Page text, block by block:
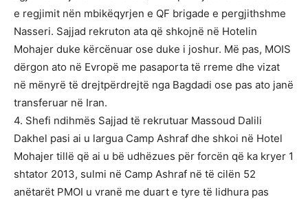
e regjimit nën mbikëqyrjen e QF brigade e pergjithshme
Nasseri. Sajjad rekruton ata që shkojnë në Hotelin
Mohajer duke kërcënuar ose duke i joshur. Më pas, MOIS
dërgon ato në Evropë me pasaporta të rreme dhe vizat
në mënyrë të drejtpërdrejtë nga Bagdadi ose pas ato janë
transferuar në Iran.
4. Shefi ndihmës Sajjad të rekrutuar Massoud Dalili
Dakhel pasi ai u largua Camp Ashraf dhe shkoi në Hotel
Mohajer tillë që ai u bë udhëzues për forcën që ka kryer 1
shtator 2013, sulmi në Camp Ashraf në të cilën 52
anëtarët PMOI u vranë me duart e tyre të lidhura pas